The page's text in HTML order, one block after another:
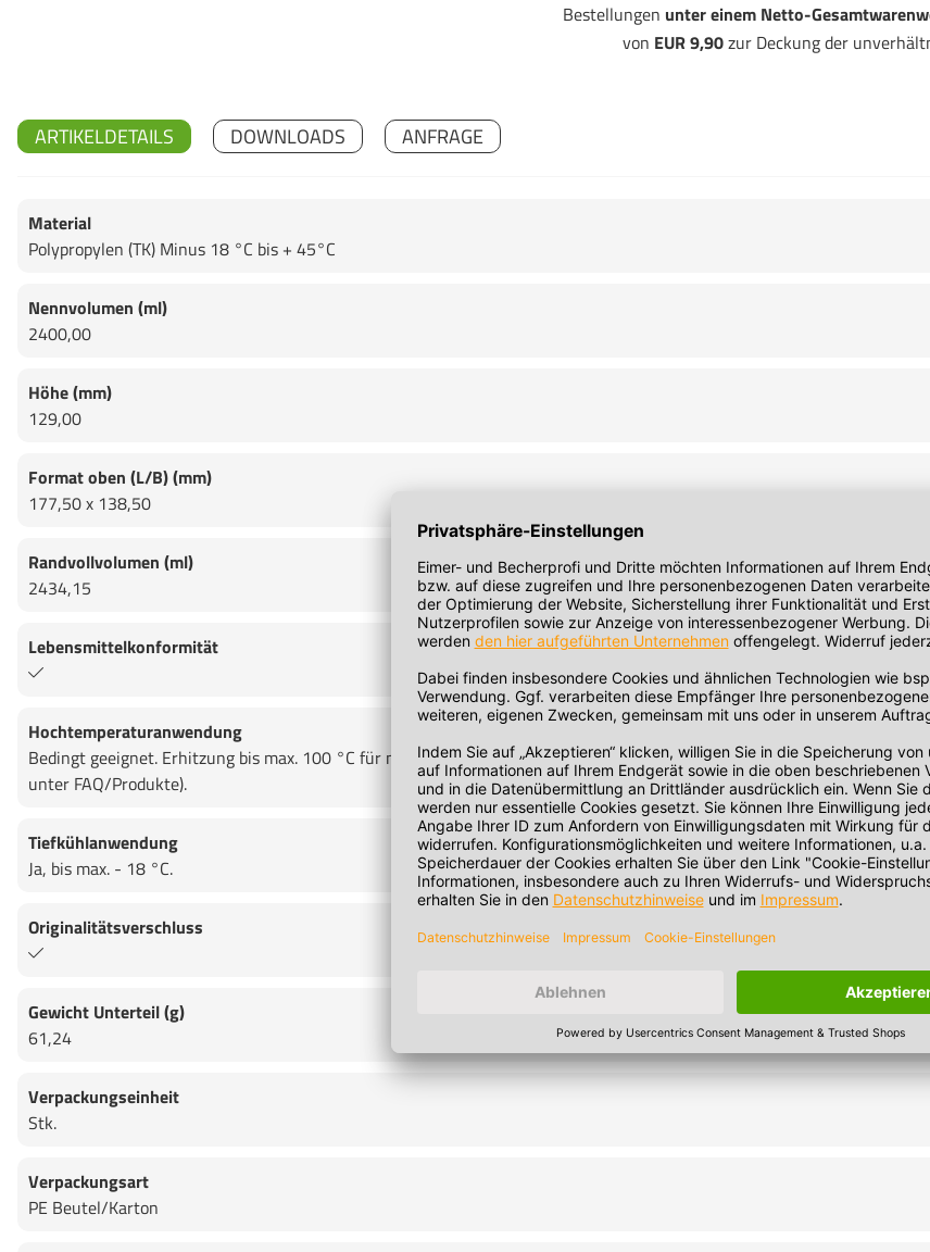
Bestellungen unter einem Netto-
von EUR 9,90zur Deckung der
ARTIKELDETAILS
Material
Polypropylen (TK) Minus 18 °C bis + 45°C
Nennvolumen (ml)
2400,00
Höhe (mm)
129,00
Format oben (L/B) (mm)
177,50 x 138,50
Randvollvolumen (ml)
2434,15
Lebensmittelkonformität
Hochtemperaturanwendung
Bedingt geeignet. Erhitzung bis max. 100 °C für max. 15 Minuten. Hinweis: Die Erwärmung in der Mikrowelle hängt
unter FAQ/Produkte).
Tiefkühlanwendung
Ja, bis max. - 18 °C.
Originalitätsverschluss
Gewicht Unterteil (g)
61,24
Verpackungseinheit
Stk.
Verpackungsart
PE Beutel/Karton
DOWNLOADS ANFRAGE